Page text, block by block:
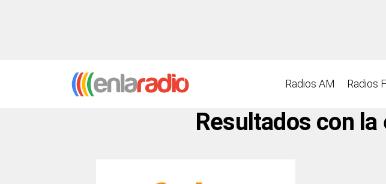
Radios AM Radios
Resultados con la